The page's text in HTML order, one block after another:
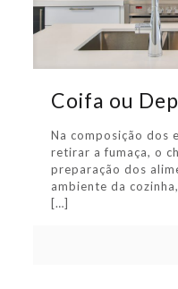
Coifa ou
Na composição dos
retirar a fumaça, o
preparação dos
ambiente da
[…]